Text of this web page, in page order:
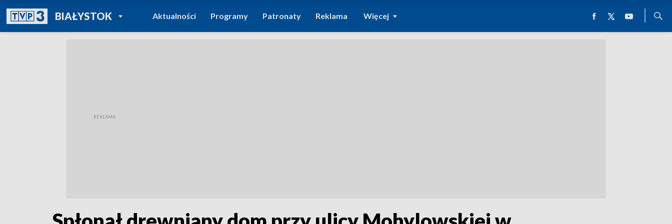
BIAŁYSTOKPOWRÓT DO
TVP REGIONY
Aktualności Programy Patronaty Reklama Więcej